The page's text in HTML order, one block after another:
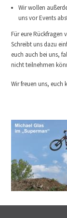
Wir wollen
uns vor Events
Für eure Rückfragen
Schreibt uns dazu
euch auch bei uns,
nicht teilnehmen
Wir freuen uns, euch